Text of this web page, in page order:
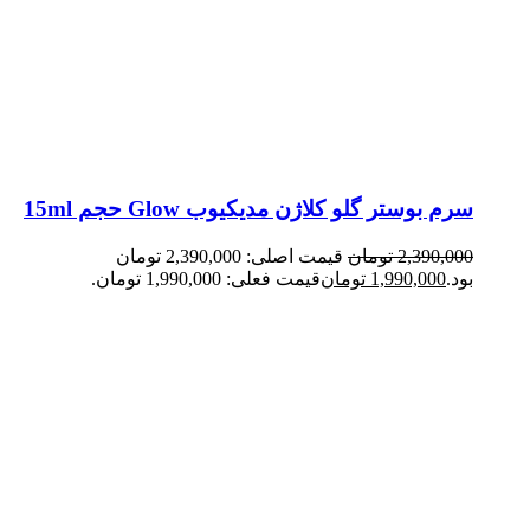
سرم بوستر گلو کلاژن مدیکیوب Glow حجم 15ml
2,390,000 تومان
قیمت اصلی: 2,390,000 تومان
بود.1,990,000 تومانقیمت فعلی: 1,990,000 تومان.